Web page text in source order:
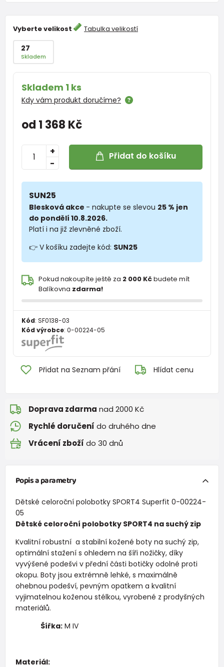
Vyberte velikost Tabulka velikostí
27
Skladem
Skladem 1 ks
Kdy vám produkt doručíme?
od 1 368 Kč
-
+ Přidat do košíku
SUN25
Blesková akce - nakupte se slevou 25 % jen
do pondělí 10.8.2026.
Platí i na již zlevněné zboží.
👉 V košíku zadejte kód: SUN25
Pokud nakoupíte ještě za 2 000 Kčbudete mít
Balíkovna zdarma!
Kód: SF0138-03
Kód výrobce: 0-00224-05
Přidat na Seznam přání Hlídat cenu
Doprava zdarma nad 2000 Kč
Rychlé doručení do druhého dne
Vrácení zboží do 30 dnů
Popis a parametry
Dětské celoroční polobotky SPORT4 Superfit 0-00224-
05
Dětské celoroční polobotky SPORT4 na suchý zip
Kvalitní robustní a stabilní kožené boty na suchý zip,
optimální stažení s ohledem na šíři nožičky, díky
vyvýšené podešvi v přední části botičky odolné proti
okopu. Boty jsou extrémně lehké, s maximálně
ohebnou podešví, pevným opatkem a kvalitní
vyjimatelnou koženou stélkou, vyrobené z prodyšných
materiálů.
Šířka:M IV
Materiál: